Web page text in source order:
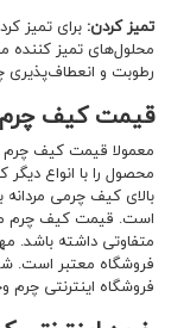
تمیز کردن: برای تمیز
محلول‌های تمیز
رطوبت و انعطاف‌پذیری
قیمت کیف چرم
معمولا قیمت کیف چرم
محصول را با انواع
بالای کیف چرمی
است. قیمت کیف چرم
متفاوتی داشته باشد.
فروشگاه معتبر است.
فروشگاه اینترنتی چرم